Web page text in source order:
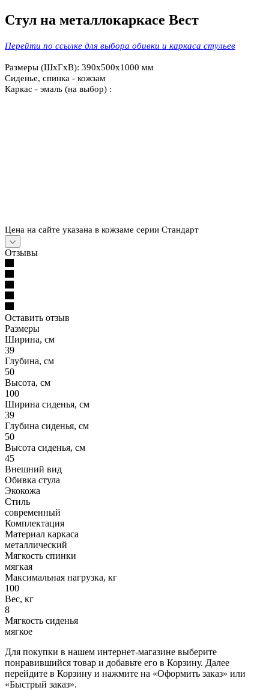
Стул на металлокаркасе Вест
Перейти по ссылке для выбора обивки и каркаса стульев
Размеры (ШхГхВ): 390х500х1000 мм
Сиденье, спинка - кожзам
Каркас - эмаль (на выбор) :
Цена на сайте указана в кожзаме серии Стандарт
Отзывы
Оставить отзыв
Размеры
Ширина, см
39
Глубина, см
50
Высота, см
100
Ширина сиденья, см
39
Глубина сиденья, см
50
Высота сиденья, см
45
Внешний вид
Обивка стула
Экокожа
Стиль
современный
Комплектация
Материал каркаса
металлический
Мягкость спинки
мягкая
Максимальная нагрузка, кг
100
Вес, кг
8
Мягкость сиденья
мягкое
Для покупки в нашем интернет-магазине выберите
понравившийся товар и добавьте его в Корзину. Далее
перейдите в Корзину и нажмите на «Оформить заказ» или
«Быстрый заказ».